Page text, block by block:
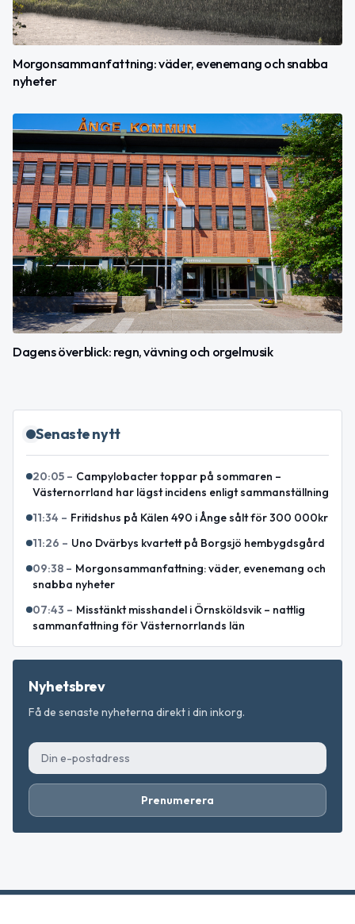
Morgonsammanfattning: väder, evenemang och snabba
nyheter
Dagens överblick: regn, vävning och orgelmusik
Senaste nytt
20:05 – Campylobacter toppar på sommaren –
Västernorrland har lägst incidens enligt sammanställning
11:34 – Fritidshus på Kälen 490 i Ånge sålt för 300 000kr
11:26 – Uno Dvärbys kvartett på Borgsjö hembygdsgård
09:38 – Morgonsammanfattning: väder, evenemang och
snabba nyheter
07:43 – Misstänkt misshandel i Örnsköldsvik – nattlig
sammanfattning för Västernorrlands län
Nyhetsbrev
Få de senaste nyheterna direkt i din inkorg.
Prenumerera